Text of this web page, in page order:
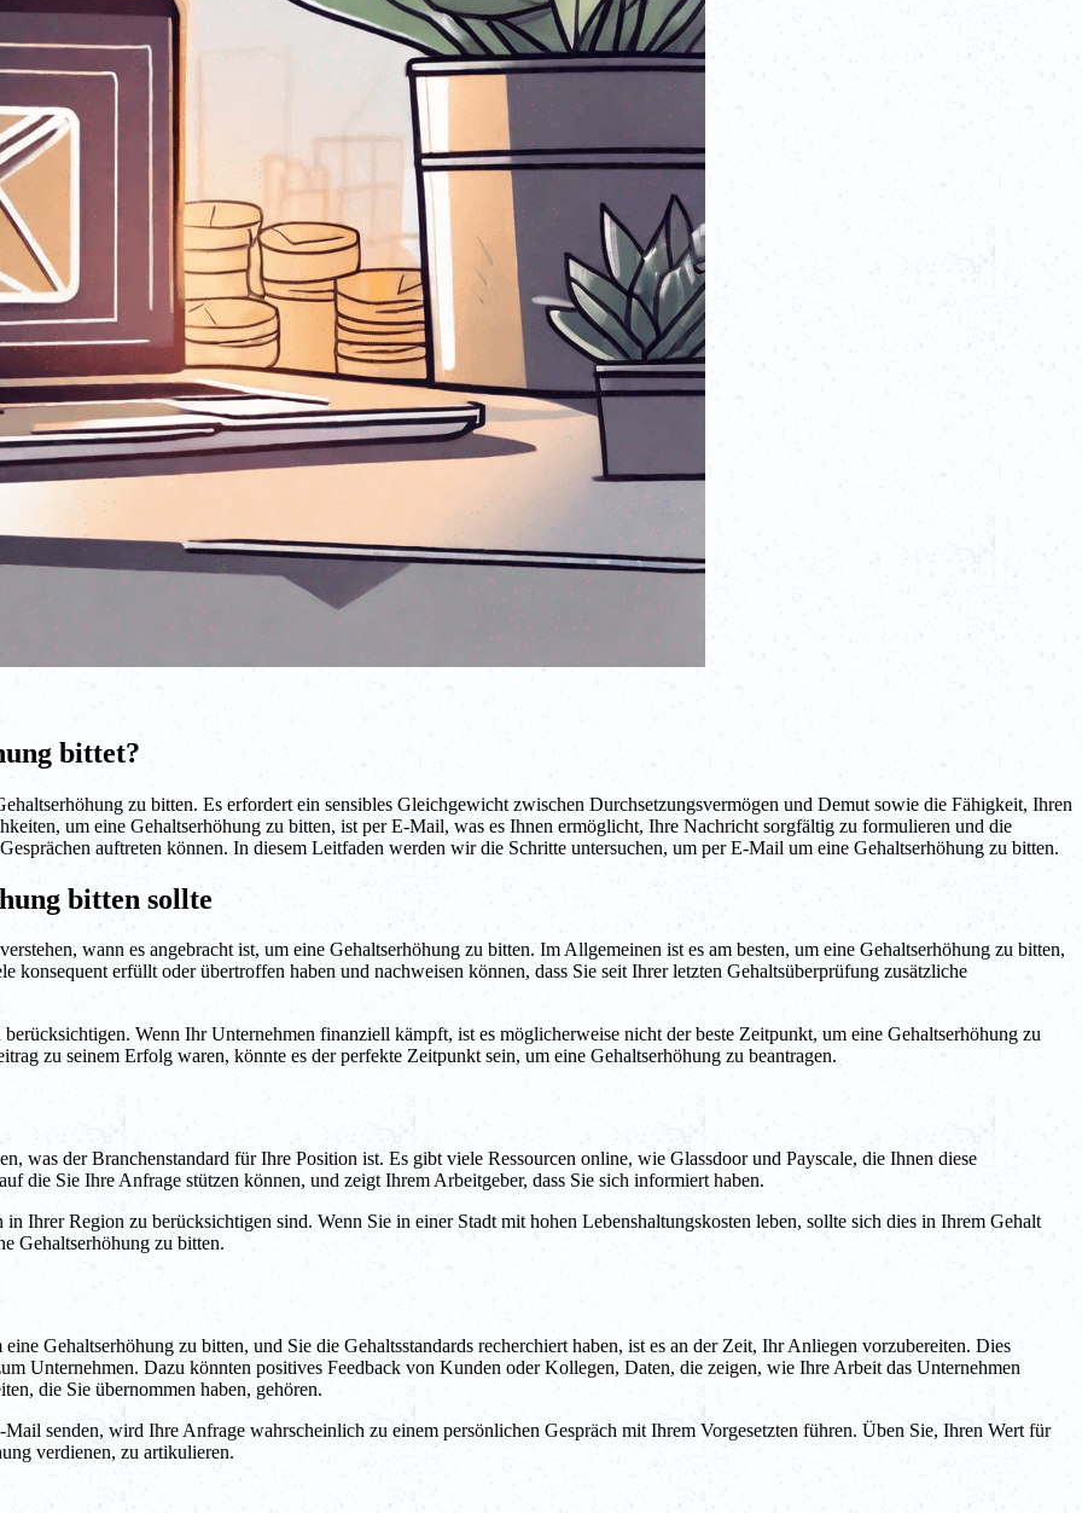
bittet?
zu bitten. Es erfordert ein sensibles Gleichgewicht zwischen Durchsetzungsvermögen und Demut sowie die Fähigkeit, Ihren
um eine Gehaltserhöhung zu bitten, ist per E-Mail, was es Ihnen ermöglicht, Ihre Nachricht sorgfältig zu formulieren und die
auftreten können. In diesem Leitfaden werden wir die Schritte untersuchen, um per E-Mail um eine Gehaltserhöhung zu bitten.
bitten sollte
wann es angebracht ist, um eine Gehaltserhöhung zu bitten. Im Allgemeinen ist es am besten, um eine Gehaltserhöhung zu bitten,
konsequent erfüllt oder übertroffen haben und nachweisen können, dass Sie seit Ihrer letzten Gehaltsüberprüfung zusätzliche
Wenn Ihr Unternehmen finanziell kämpft, ist es möglicherweise nicht der beste Zeitpunkt, um eine Gehaltserhöhung zu
zu seinem Erfolg waren, könnte es der perfekte Zeitpunkt sein, um eine Gehaltserhöhung zu beantragen.
was der Branchenstandard für Ihre Position ist. Es gibt viele Ressourcen online, wie Glassdoor und Payscale, die Ihnen diese
die Sie Ihre Anfrage stützen können, und zeigt Ihrem Arbeitgeber, dass Sie sich informiert haben.
Ihrer Region zu berücksichtigen sind. Wenn Sie in einer Stadt mit hohen Lebenshaltungskosten leben, sollte sich dies in Ihrem Gehalt
Gehaltserhöhung zu bitten.
Gehaltserhöhung zu bitten, und Sie die Gehaltsstandards recherchiert haben, ist es an der Zeit, Ihr Anliegen vorzubereiten. Dies
Unternehmen. Dazu könnten positives Feedback von Kunden oder Kollegen, Daten, die zeigen, wie Ihre Arbeit das Unternehmen
die Sie übernommen haben, gehören.
senden, wird Ihre Anfrage wahrscheinlich zu einem persönlichen Gespräch mit Ihrem Vorgesetzten führen. Üben Sie, Ihren Wert für
verdienen, zu artikulieren.